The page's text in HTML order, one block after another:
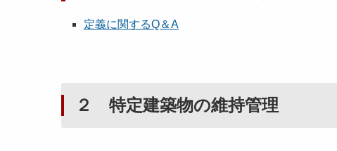
定義に関するQ＆A
２ 特定建築物の維持管理